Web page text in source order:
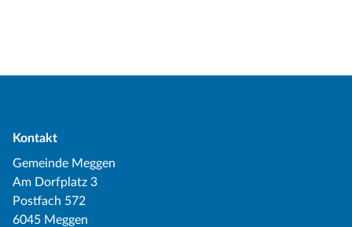
Kontakt
Gemeinde Meggen
Am Dorfplatz 3
Postfach 572
6045 Meggen